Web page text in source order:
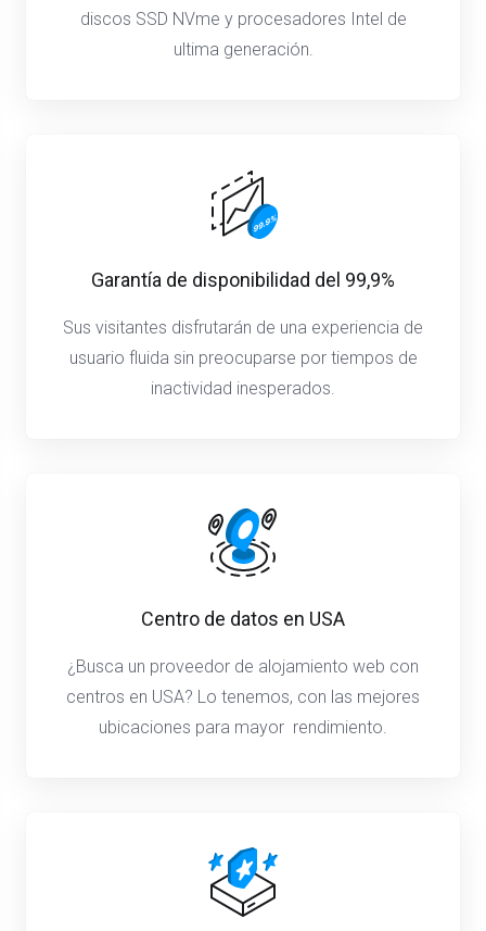
discos SSD NVme y procesadores Intel de
ultima generación.
Garantía de disponibilidad del 99,9%
Sus visitantes disfrutarán de una experiencia de
usuario fluida sin preocuparse por tiempos de
inactividad inesperados.
Centro de datos en USA
¿Busca un proveedor de alojamiento web con
centros en USA? Lo tenemos, con las mejores
ubicaciones para mayor rendimiento.